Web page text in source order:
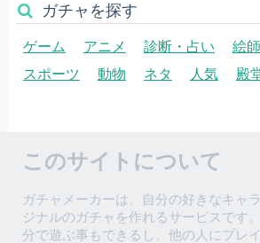
ガチャを探す
ゲーム アニメ 診断・占い 絵師
スポーツ
動物 ネタ 人気 殿
このサイトについて
ガチャメーカーは、自分の好きなキャ
ジナルのガチャを作れるサービスです
分で遊ぶ事もできるし、他の人にプレ